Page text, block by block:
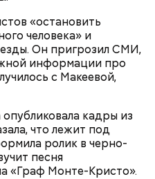
«остановить
человека» и
Он пригрозил СМИ,
информации про
с Макеевой,
кадры из
что лежит под
ролик в черно-
песня
«Граф Монте-Кристо».
рекордам — быть»: как
распасться, улететь
есть риск, что она
электростанция. И
сжалился и
И мы вечером
вспоминает он.